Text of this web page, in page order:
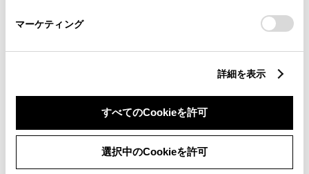
マーケティング
詳細を表示
すべてのCookieを許可
選択中のCookieを許可
装備・オプション